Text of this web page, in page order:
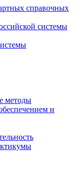
справочных
системы
методы
и